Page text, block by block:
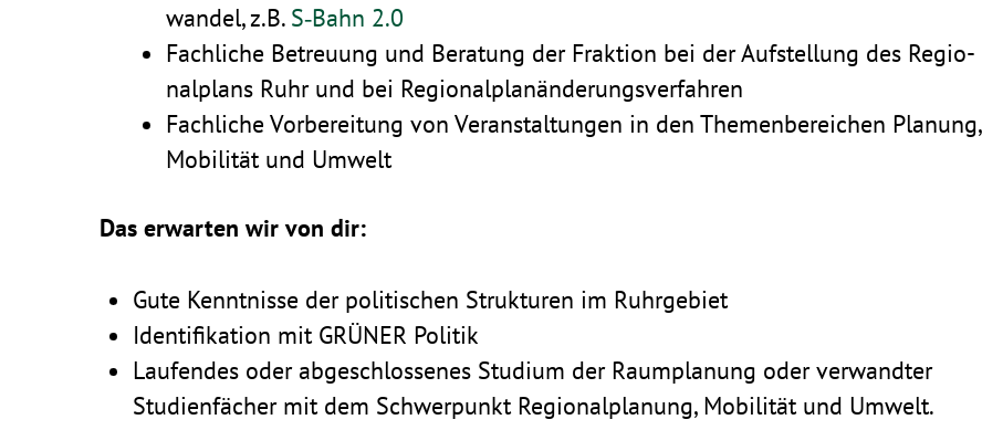
wandel, z.B. S‑Bahn 2.0
Fach­liche Betreuung und Bera­tung der Frak­tion bei der Aufstel­lung des Regio­
nal­plans Ruhr und bei Regionalplanänderungsverfahren
Fach­liche Vorbe­rei­tung von Veran­stal­tungen in den Themen­be­rei­chen Planung,
Mobi­lität und Umwelt
Das erwarten wir von dir:
Gute Kennt­nisse der poli­ti­schen Struk­turen im Ruhrgebiet
Iden­ti­fi­ka­tion mit GRÜNER Politik
Laufendes oder abge­schlos­senes Studium der Raum­pla­nung oder verwandter
Studi­en­fä­cher mit dem Schwer­punkt Regio­nal­pla­nung, Mobi­lität und Umwelt.